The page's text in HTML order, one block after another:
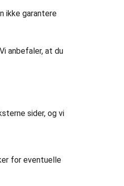
ikke garantere
anbefaler, at du
sider, og vi
for eventuelle